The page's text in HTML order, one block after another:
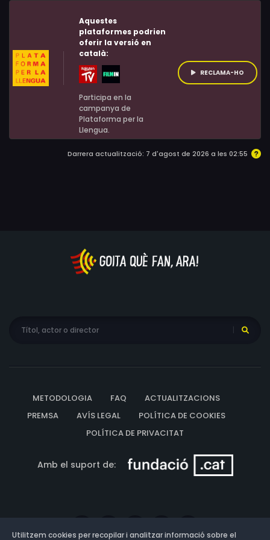
Aquestes
plataformes podrien
oferir la versió en
català:
Participa en la
campanya de
Plataforma per la
Llengua.
RECLAMA-HO
Darrera actualització: 7 d'agost de 2026 a les 02:55
METODOLOGIA FAQ
ACTUALITZACIONS
PREMSA
AVÍS LEGAL
POLÍTICA DE COOKIES
POLÍTICA DE PRIVACITAT
Amb el suport de:
Utilitzem cookies per recopilar i analitzar informació sobre el